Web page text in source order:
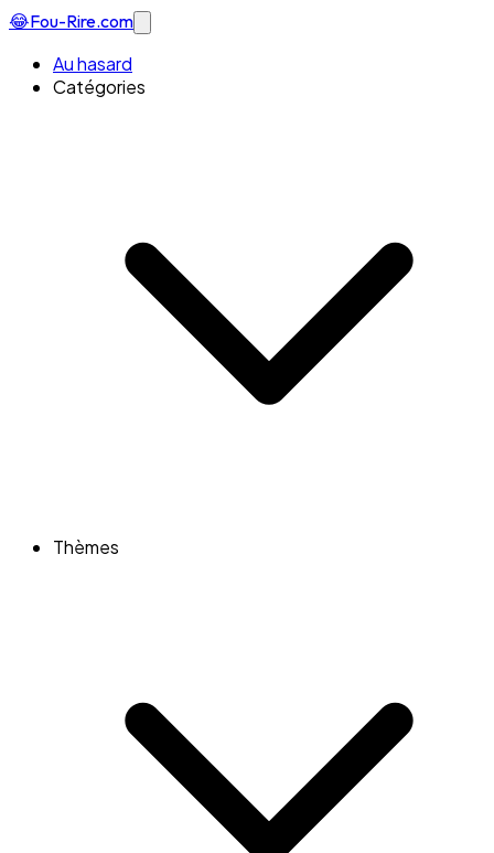
😂Fou-Rire.com
Au hasard
Catégories
Thèmes